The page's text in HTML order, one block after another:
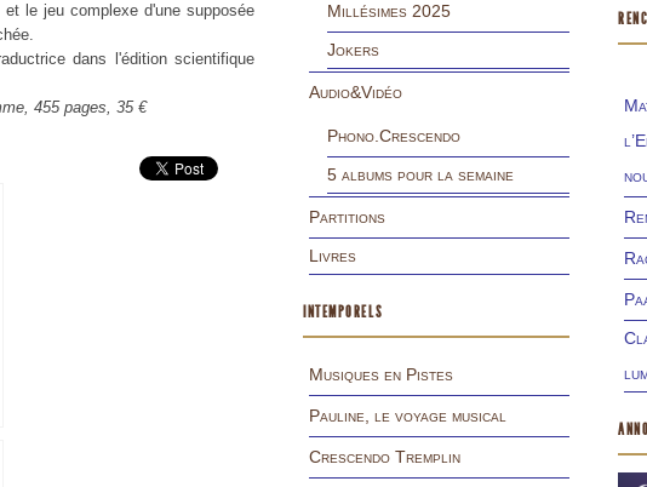
le jeu complexe d'une supposée
dans l'édition scientifique
455 pages, 35 €
Millésimes 2025
Jokers
Audio&Vidéo
Phono.Crescendo
5 albums pour la semaine
Partitions
Livres
INTEMPORELS
Musiques en Pistes
Pauline, le voyage musical
Crescendo Tremplin